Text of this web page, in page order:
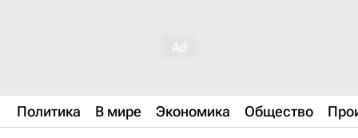
Политика В мире Экономика Общество